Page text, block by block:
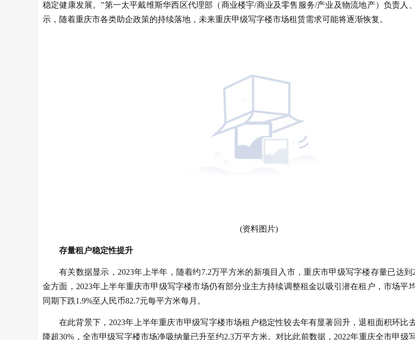
稳定健康发展。”第一太平戴维斯华西区代理部（商业楼宇/商业及零售服务/产业及物流地产）负责人
示，随着重庆市各类助企政策的持续落地，未来重庆甲级写字楼市场租赁需求可能将逐渐恢复。
(资料图片)
存量租户稳定性提升
有关数据显示，2023年上半年，随着约7.2万平方米的新项目入市，重庆市甲级写字楼存量已达到
金方面，2023年上半年重庆市甲级写字楼市场仍有部分业主方持续调整租金以吸引潜在租户，市场平
同期下跌1.9%至人民币82.7元每平方米每月。
在此背景下，2023年上半年重庆市甲级写字楼市场租户稳定性较去年有显著回升，退租面积环比
降超30%，全市甲级写字楼市场净吸纳量已升至约2.3万平方米。对比此前数据，2022年重庆全市甲级